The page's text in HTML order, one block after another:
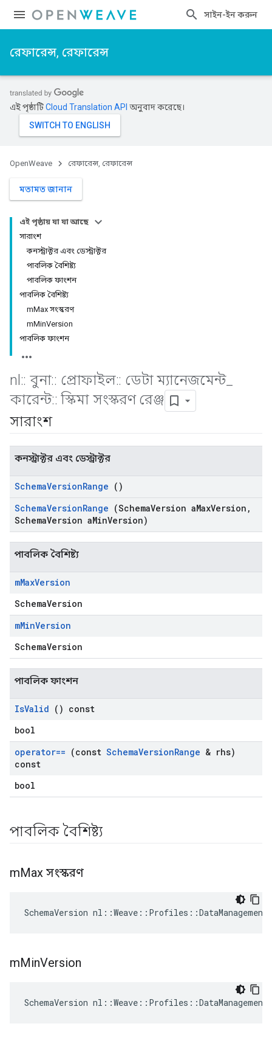
সাইন-ইন করুন
রেফারেন্স, রেফারেন্স
এই পৃষ্ঠাটিCloud Translation API অনুবাদ করেছে।
OpenWeave রেফারেন্স, রেফারেন্স
মতামত জানান
এই পৃষ্ঠায় যা যা আছে
সারাংশ
কনস্ট্রাক্টর এবং ডেস্ট্রাক্টর
পাবলিক বৈশিষ্ট্য
পাবলিক ফাংশন
পাবলিক বৈশিষ্ট্য
mMax সংস্করণ
mMinVersion
পাবলিক ফাংশন
nl :: বুনা:: প্রোফাইল:: ডেটা ম্যানেজমেন্ট_
কারেন্ট:: স্কিমা সংস্করণ রেঞ্জ
সারাংশ
কনস্ট্রাক্টর এবং ডেস্ট্রাক্টর
SchemaVersionRange ()
SchemaVersionRange (SchemaVersion aMaxVersion ,
SchemaVersion aMinVersion)
পাবলিক বৈশিষ্ট্য
mMaxVersion
SchemaVersion
mMinVersion
SchemaVersion
পাবলিক ফাংশন
IsValid () const
bool
operator== (const SchemaVersionRange & rhs)
const
bool
পাবলিক বৈশিষ্ট্য
mMax সংস্করণ
SchemaVersion
mMinVersion
SchemaVersion